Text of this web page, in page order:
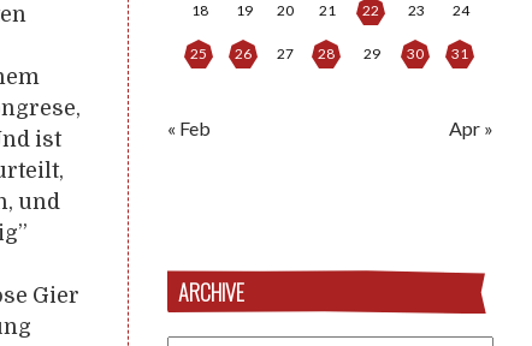
ist
und
Gier
18 19 20 21 22 23 24
25 26 27 28 29 30 31
« Feb Apr »
ARCHIVE